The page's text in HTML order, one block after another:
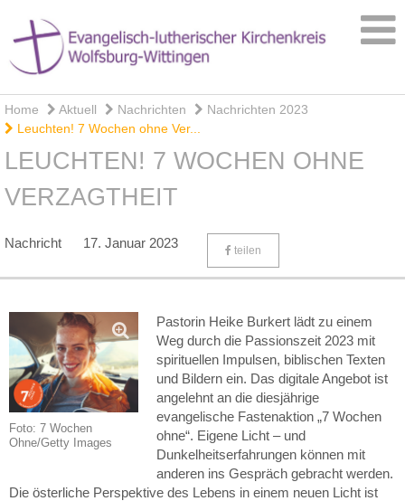
Home Aktuell Nachrichten
Nachrichten 2023
Leuchten! 7 Wochen ohne Ver...
LEUCHTEN! 7 WOCHEN OHNE
VERZAGTHEIT
Nachricht 17. Januar 2023 teilen
Foto: 7 Wochen
Ohne/Getty Images
Pastorin Heike Burkert lädt zu einem
Weg durch die Passionszeit 2023 mit
spirituellen Impulsen, biblischen Texten
und Bildern ein. Das digitale Angebot ist
angelehnt an die diesjährige
evangelische Fastenaktion „7 Wochen
ohne“. Eigene Licht – und
Dunkelheitserfahrungen können mit
anderen ins Gespräch gebracht werden.
Die österliche Perspektive des Lebens in einem neuen Licht ist